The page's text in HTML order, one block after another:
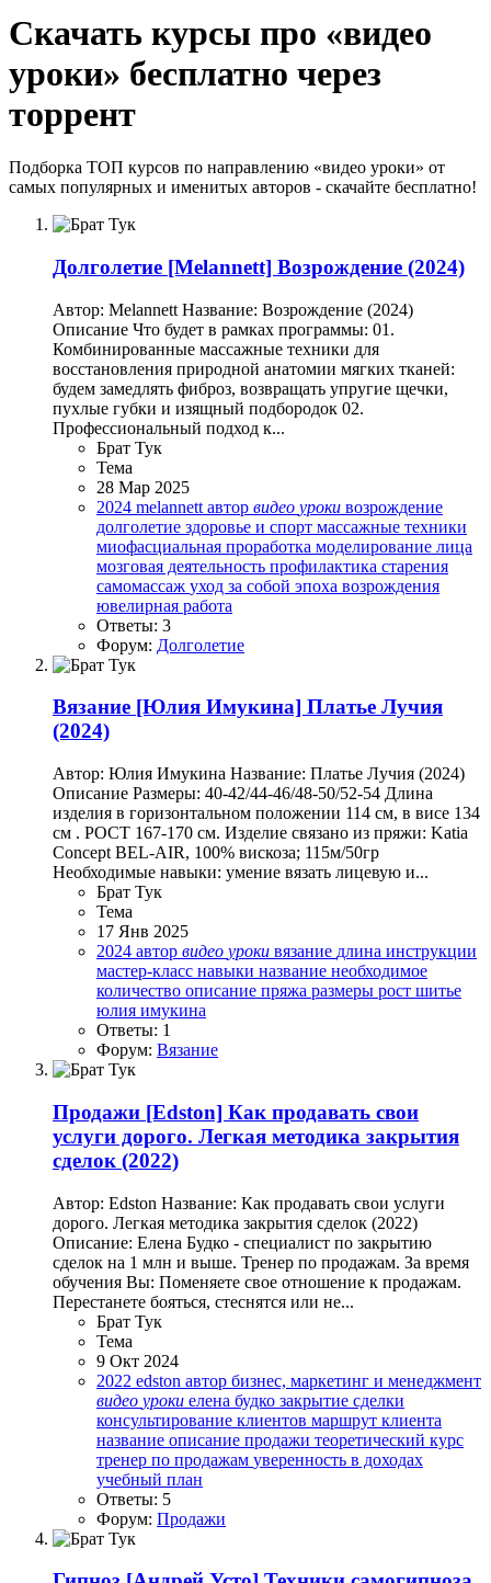
Скачать курсы про «видео
уроки» бесплатно через
торрент
Подборка ТОП курсов по направлению «видео уроки» от
самых популярных и именитых авторов - скачайте бесплатно!
Долголетие [Melannett] Возрождение (2024)
Автор: Melannett Название: Возрождение (2024)
Описание Что будет в рамках программы: 01.
Комбинированные массажные техники для
восстановления природной анатомии мягких тканей:
будем замедлять фиброз, возвращать упругие щечки,
пухлые губки и изящный подбородок 02.
Профессиональный подход к...
Брат Тук
Тема
28 Мар 2025
2024 melannett автор видео уроки возрождение
долголетие здоровье и спорт массажные техники
миофасциальная проработка моделирование лица
мозговая деятельность профилактика старения
самомассаж уход за собой эпоха возрождения
ювелирная работа
Ответы: 3
Форум: Долголетие
Вязание [Юлия Имукина] Платье Лучия
(2024)
Автор: Юлия Имукина Название: Платье Лучия (2024)
Описание Размеры: 40-42/44-46/48-50/52-54 Длина
изделия в горизонтальном положении 114 см, в висе 134
см . РОСТ 167-170 см. Изделие связано из пряжи: Katia
Concept BEL-AIR, 100% вискоза; 115м/50гр
Необходимые навыки: умение вязать лицевую и...
Брат Тук
Тема
17 Янв 2025
2024 автор видео уроки вязание длина инструкции
мастер-класс навыки название необходимое
количество описание пряжа размеры рост шитье
юлия имукина
Ответы: 1
Форум: Вязание
Продажи [Edston] Как продавать свои
услуги дорого. Легкая методика закрытия
сделок (2022)
Автор: Edston Название: Как продавать свои услуги
дорого. Легкая методика закрытия сделок (2022)
Описание: Елена Будко - специалист по закрытию
сделок на 1 млн и выше. Тренер по продажам. За время
обучения Вы: Поменяете свое отношение к продажам.
Перестанете бояться, стеснятся или не...
Брат Тук
Тема
9 Окт 2024
2022 edston автор бизнес, маркетинг и менеджмент
видео уроки елена будко закрытие сделки
консультирование клиентов маршрут клиента
название описание продажи теоретический курс
тренер по продажам уверенность в доходах
учебный план
Ответы: 5
Форум: Продажи